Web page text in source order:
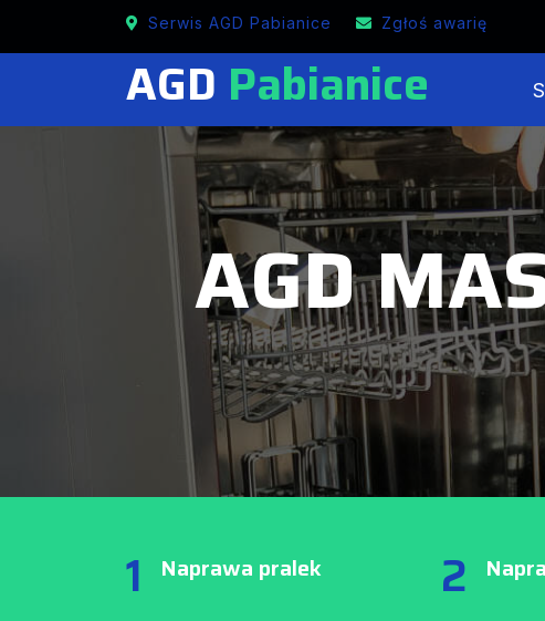
Serwis AGD Pabianice Zgłoś awarię
Mobilne naprawy MASTERCOOK w Pabianicach
AGD Pabianice
AGD
1 Naprawa pralek 2